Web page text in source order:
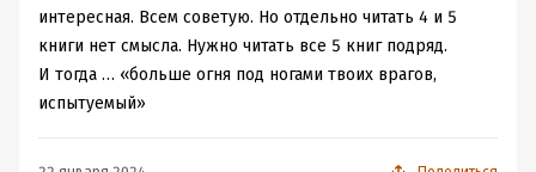
интересная. Всем советую. Но отдельно читать 4 и 5
книги нет смысла. Нужно читать все 5 книг подряд.
И тогда … «больше огня под ногами твоих врагов,
испытуемый»